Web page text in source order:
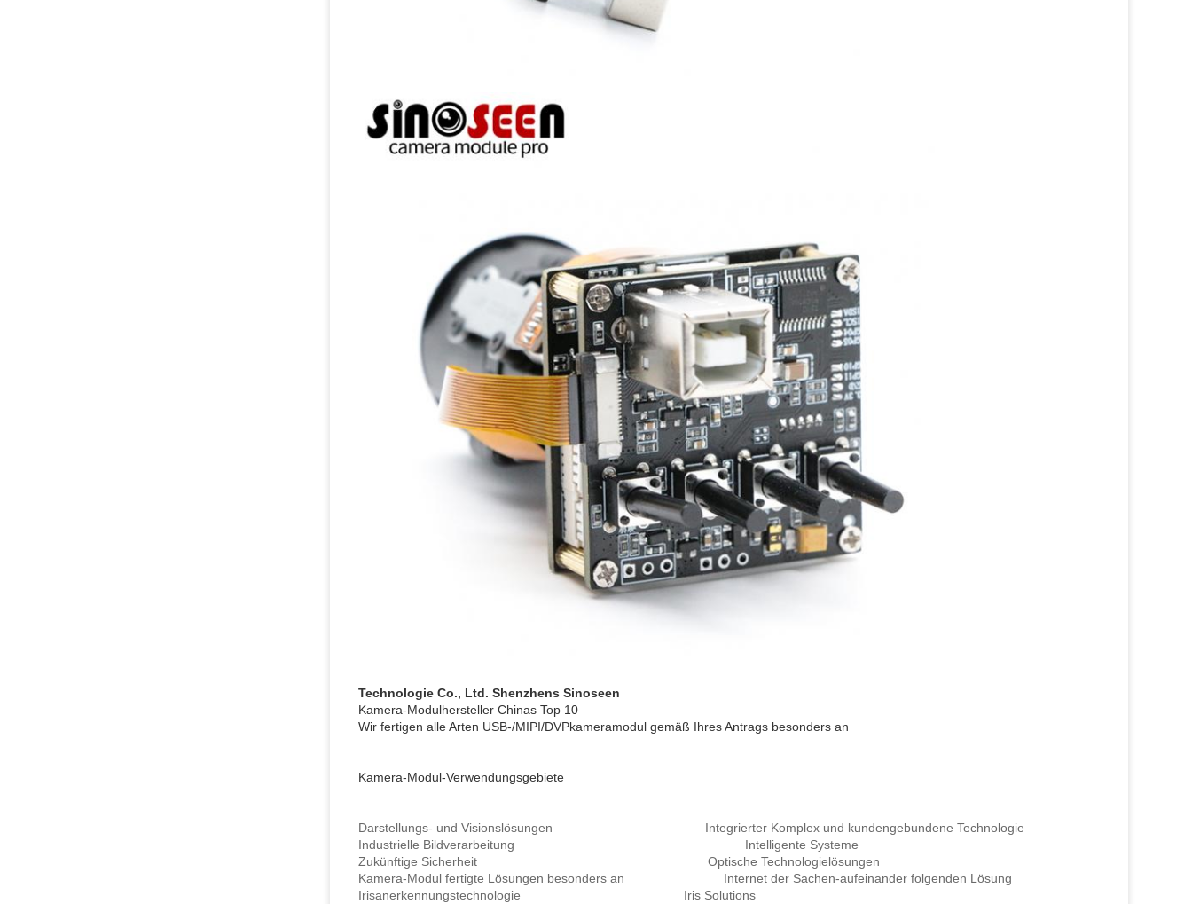
Technologie Co., Ltd. Shenzhens Sinoseen
Kamera-Modulhersteller Chinas Top 10
Wir fertigen alle Arten USB-/MIPI/DVPkameramodul gemäß Ihres Antrags besonders an
Kamera-Modul-Verwendungsgebiete
Darstellungs- und Visionslösungen Integrierter Komplex und kundengebundene Technologie
Industrielle Bildverarbeitung Intelligente Systeme
Zukünftige Sicherheit Optische Technologielösungen
Kamera-Modul fertigte Lösungen besonders an Internet der Sachen-aufeinander folgenden Lösung
Irisanerkennungstechnologie Iris Solutions